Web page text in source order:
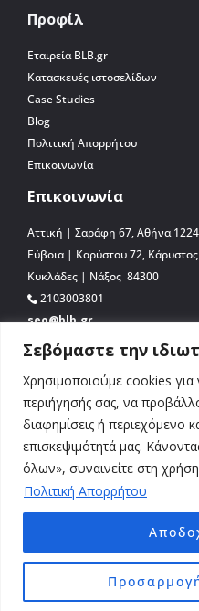
Σεβόμαστε την
Χρησιμοποιούμε cookies για
περιήγησής σας, να
διαφημίσεις ή περιεχόμενο
επισκεψιμότητά μας.
όλων», συναινείτε στη
Πολιτική Απορρήτου
Προφίλ
Εταιρεία BLB.gr
Κατασκευές ιστοσελίδων
Case Studies
Blog
Πολιτική Απορρήτου
Επικοινωνία
Επικοινωνία
Αττική | Σαράφη 67, Αθήνα
Εύβοια | Καρύστου 72,
Κυκλάδες | Νάξος 84300
2103003801
seo@blb.gr
ολική, μερική ή περιληπτική ή
περιεχομένου του παρόντος